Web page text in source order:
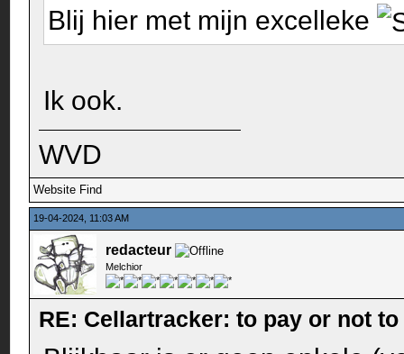
Blij hier met mijn excelleke
Ik ook.
WVD
Website Find
19-04-2024, 11:03 AM
redacteur
Melchior
RE: Cellartracker: to pay or not to